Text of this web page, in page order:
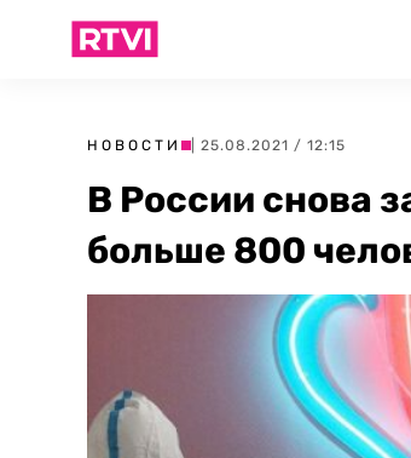
НОВОСТИ | 25.08.2021 / 12:15
В России снова
больше 800